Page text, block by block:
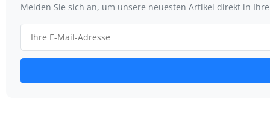
Melden Sie sich an, um unsere neuesten Artikel direkt in